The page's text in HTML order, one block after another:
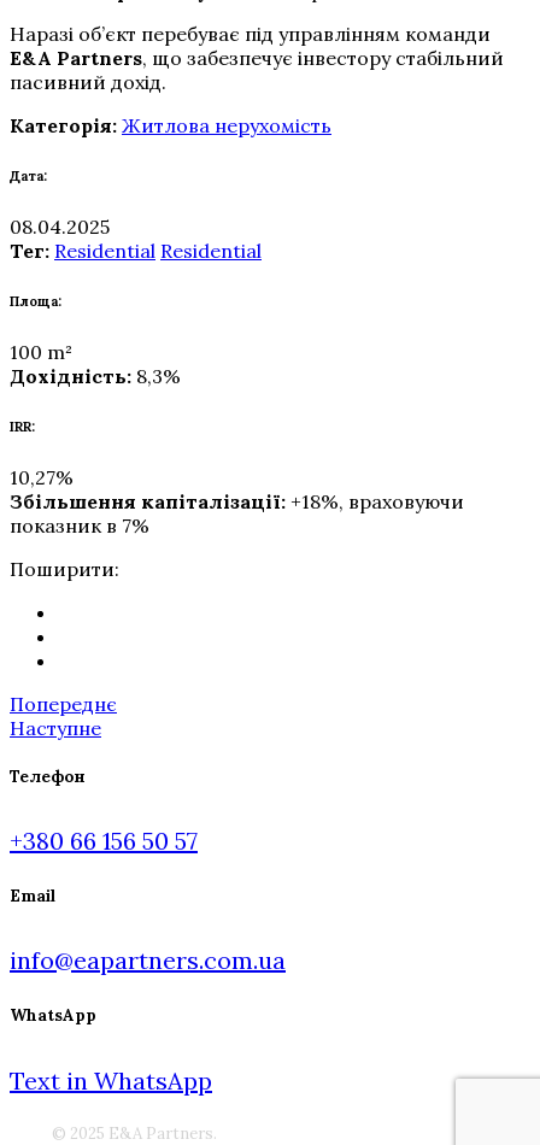
Наразі об’єкт перебуває під управлінням команди
E&A Partners, що забезпечує інвестору стабільний
пасивний дохід.
Категорія: Житлова нерухомість
Дата:
08.04.2025
Тег: Residential Residential
Площа:
100 m²
Дохідність: 8,3%
IRR:
10,27%
Збільшення капіталізації: +18%, враховуючи
показник в 7%
Поширити:
Попереднє
Наступне
Телефон
+380 66 156 50 57
Email
info@eapartners.com.ua
WhatsApp
Text in WhatsApp
© 2025 E&A Partners.